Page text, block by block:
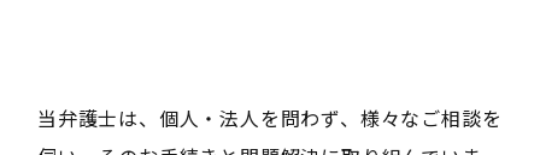
当弁護士は、個人・法人を問わず、様々なご相談を